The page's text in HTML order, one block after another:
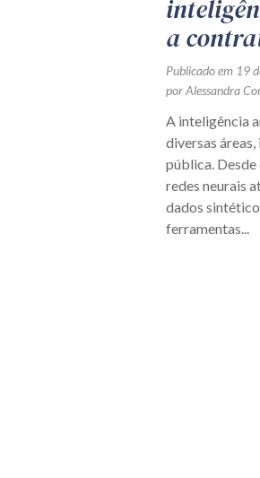
a
Publicado em 19
por Alessandra
A inteligência
diversas
pública. Desde
redes neurais
dados
ferramentas...